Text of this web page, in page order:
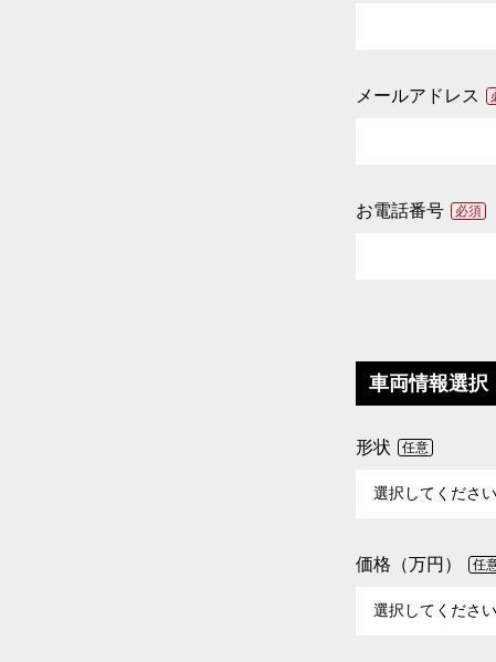
メールアドレス
お電話番号 必須
車両情報選択
形状 任意
価格（万円） 任